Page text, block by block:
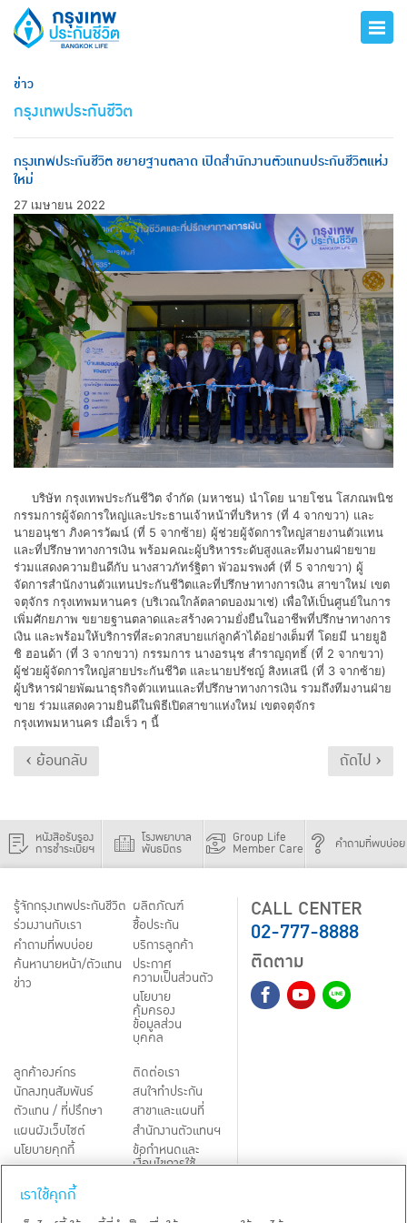
ข่าว
กรุงเทพประกันชีวิต
กรุงเทพประกันชีวิต ขยายฐานตลาด เปิดสำนักงานตัวแทนประกันชีวิตแห่ง
ใหม่
27 เมษายน 2022
บริษัท กรุงเทพประกันชีวิต จำกัด (มหาชน) นำโดย นายโชน โสภณพนิช
กรรมการผู้จัดการใหญ่และประธานเจ้าหน้าที่บริหาร (ที่ 4 จากขวา) และ
นายอนุชา ภิงคารวัฒน์ (ที่ 5 จากซ้าย) ผู้ช่วยผู้จัดการใหญ่สายงานตัวแทน
และที่ปรึกษาทางการเงิน พร้อมคณะผู้บริหารระดับสูงและทีมงานฝ่ายขาย
ร่วมแสดงความยินดีกับ นางสาวภัทร์ฐิตา พัวอมรพงศ์ (ที่ 5 จากขวา) ผู้
จัดการสำนักงานตัวแทนประกันชีวิตและที่ปรึกษาทางการเงิน สาขาใหม่ เขต
จตุจักร กรุงเทพมหานคร (บริเวณใกล้ตลาดบองมาเช่) เพื่อให้เป็นศูนย์ในการ
เพิ่มศักยภาพ ขยายฐานตลาดและสร้างความยั่งยืนในอาชีพที่ปรึกษาทางการ
เงิน และพร้อมให้บริการที่สะดวกสบายแก่ลูกค้าได้อย่างเต็มที่ โดยมี นายยูอิ
ชิ ฮอนด้า (ที่ 3 จากขวา) กรรมการ นางอรนุช สำราญฤทธิ์ (ที่ 2 จากขวา)
ผู้ช่วยผู้จัดการใหญ่สายประกันชีวิต และนายปรัชญ์ สิงหเสนี (ที่ 3 จากซ้าย)
ผู้บริหารฝ่ายพัฒนาธุรกิจตัวแทนและที่ปรึกษาทางการเงิน รวมถึงทีมงานฝ่าย
ขาย ร่วมแสดงความยินดีในพิธีเปิดสาขาแห่งใหม่ เขตจตุจักร
กรุงเทพมหานคร เมื่อเร็ว ๆ นี้
‹ ย้อนกลับ ถัดไป ›
หนังสือรับรอง
การชำระเบี้ยฯ
โรงพยาบาล
พันธมิตร
Group Life
Member Care คำถามที่พบบ่อย
รู้จักกรุงเทพประกันชีวิต
ร่วมงานกับเรา
คำถามที่พบบ่อย
ค้นหานายหน้า/ตัวแทน
ข่าว
ผลิตภัณฑ์
ชื้อประกัน
บริการลูกค้า
ประกาศ
ความเป็นส่วนตัว
นโยบาย
คุ้มครอง
ข้อมูลส่วน
บุคคล
ลูกค้าองค์กร
นักลงทุนสัมพันธ์
ตัวแทน / ที่ปรึกษา
แผนผังเว็บไซต์
นโยบายคุกกี้
Third-Party Notices
ติดต่อเรา
สนใจทำประกัน
สาขาและแผนที่
สำนักงานตัวแทนฯ
ข้อกำหนดและ
เงื่อนไขการใช้
CALL CENTER
02-777-8888
ติดตาม
เราใช้คุกกี้